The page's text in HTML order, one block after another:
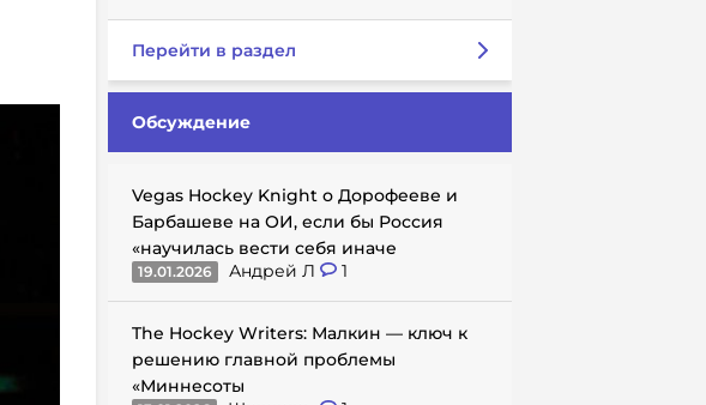
Перейти в раздел
Обсуждение
Vegas Hockey Knight о Дорофееве и
Барбашеве на ОИ, если бы Россия
«научилась вести себя иначе
19.01.2026 Андрей Л 1
The Hockey Writers: Малкин — ключ к
решению главной проблемы
«Миннесоты